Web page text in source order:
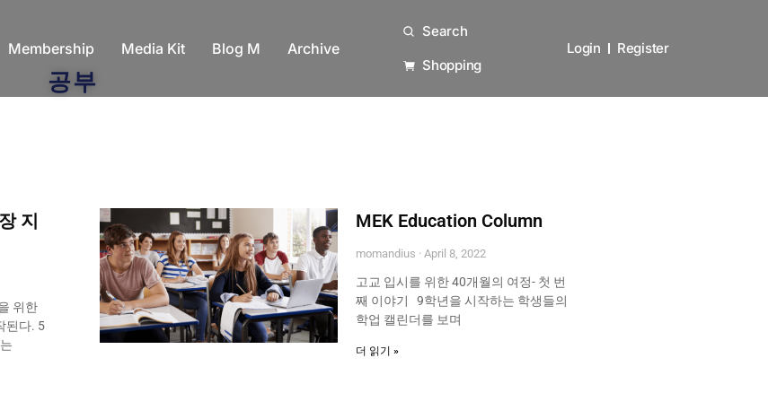
Membership Media Kit Blog M Archive
Search
Shopping
Login Register
공부
지
위한
된다. 5
MEK Education Column
momandius April 8, 2022
고교 입시를 위한 40개월의 여정- 첫 번
째 이야기 9학년을 시작하는 학생들의
학업 캘린더를 보며
더 읽기 »